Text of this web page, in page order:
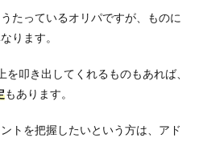
たっているオリパですが、ものに
ります。
叩き出してくれるものもあれば、
もあります。
トを把握したいという方は、アド